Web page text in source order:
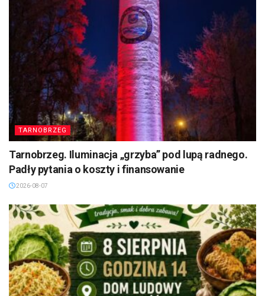
TARNOBRZEG
Tarnobrzeg. Iluminacja „grzyba” pod lupą radnego.
Padły pytania o koszty i finansowanie
2026-08-07